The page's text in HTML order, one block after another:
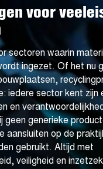
voor
sectoren waarin
ingezet. Of het nu
iedere sector kent zijn
en
geen generieke
aansluiten op de
gebruikt. Altijd met
veiligheid en